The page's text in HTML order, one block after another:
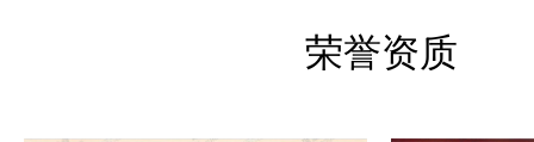
荣誉资质